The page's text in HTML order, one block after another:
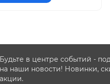
Будьте в центре событий -
на наши новости! Новинки,
акции.